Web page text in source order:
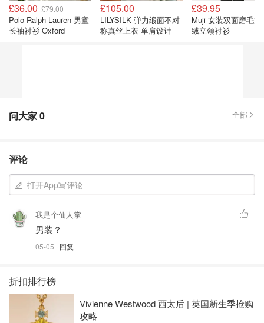
£36.00 £79.00
Polo Ralph Lauren 男童
长袖衬衫 Oxford
£105.00
LILYSILK 弹力缎面不对
称真丝上衣 单肩设计
£39.95
Muji 女装双面磨毛法
绒立领衬衫
问大家0 全部
评论
打开App写评论
我是个仙人掌
男装？
05-05 · 回复
折扣排行榜
Vivienne Westwood 西太后 | 英国新生季抢购
攻略